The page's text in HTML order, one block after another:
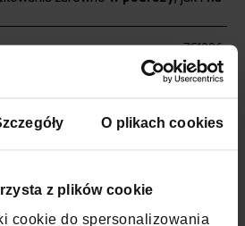
O plikach cookies
z plików cookie
cookie do spersonalizowania
ZG1096
0,5 KG
NIEBIESKI